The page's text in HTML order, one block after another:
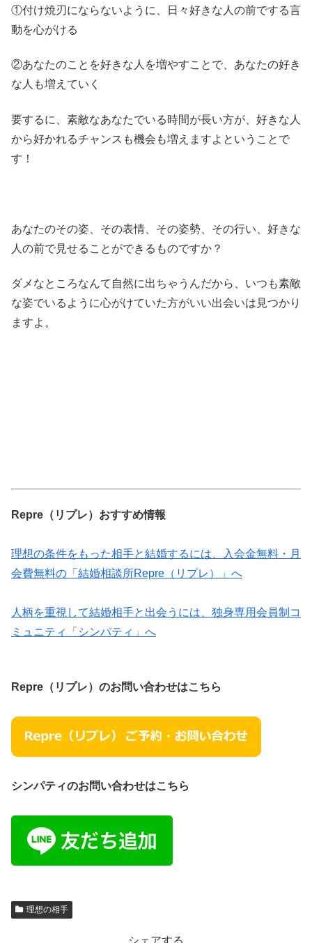
①付け焼刃にならないように、日々好きな人の前でする言
動を心がける
②あなたのことを好きな人を増やすことで、あなたの好き
な人も増えていく
要するに、素敵なあなたでいる時間が長い方が、好きな人
から好かれるチャンスも機会も増えますよということで
す！
あなたのその姿、その表情、その姿勢、その行い、好きな
人の前で見せることができるものですか？
ダメなところなんて自然に出ちゃうんだから、いつも素敵
な姿でいるように心がけていた方がいい出会いは見つかり
ますよ。
Repre（リプレ）おすすめ情報
理想の条件をもった相手と結婚するには、入会金無料・月
会費無料の「結婚相談所Repre（リプレ）」へ
人柄を重視して結婚相手と出会うには、独身専用会員制コ
ミュニティ「シンパティ」へ
Repre（リプレ）のお問い合わせはこちら
シンパティのお問い合わせはこちら
理想の相手
シェアする